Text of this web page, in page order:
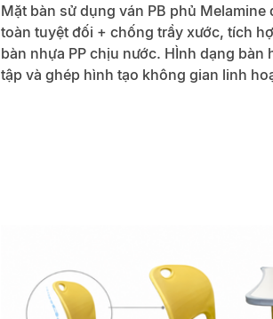
Mặt bàn sử dụng ván PB phủ Melamine
toàn tuyệt đối + chống trầy xước, tích
bàn nhựa PP chịu nước. HÌnh dạng
tập và ghép hình tạo không gian linh